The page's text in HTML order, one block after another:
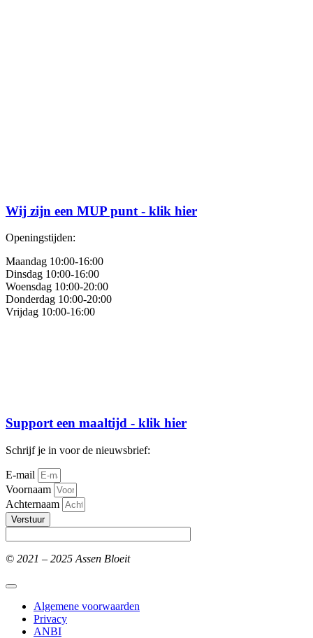
Wij zijn een MUP punt - klik hier
Openingstijden:
Maandag 10:00-16:00
Dinsdag 10:00-16:00
Woensdag 10:00-20:00
Donderdag 10:00-20:00
Vrijdag 10:00-16:00
Support een maaltijd - klik hier
Schrijf je in voor de nieuwsbrief:
E-mail
Voornaam
Achternaam
Verstuur
© 2021 – 2025 Assen Bloeit
Algemene voorwaarden
Privacy
ANBI